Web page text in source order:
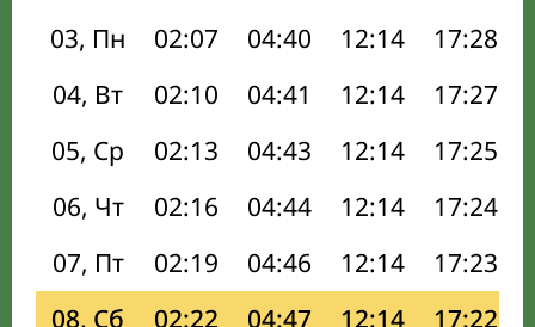
03, Пн
02:07 04:40 12:14 17:28
04, Вт
02:10 04:41 12:14 17:27
05, Ср
02:13 04:43 12:14 17:25
06, Чт
02:16 04:44 12:14 17:24
07, Пт
02:19 04:46 12:14 17:23
08, Сб
02:22 04:47 12:14 17:22